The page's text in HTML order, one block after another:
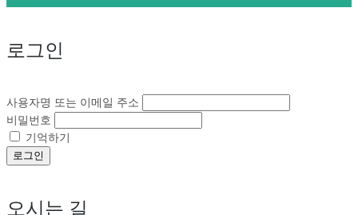
로그인
사용자명 또는 이메일 주소
비밀번호
기억하기
로그인
오시는 길